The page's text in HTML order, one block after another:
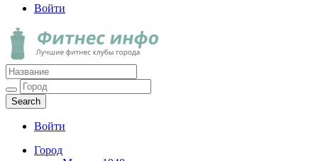
Войти
Фитнес инфо
Лучшие фитнес клубы города
Войти
Город